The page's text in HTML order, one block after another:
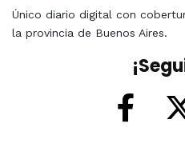
Único diario digital con
la provincia de Buenos Aires.